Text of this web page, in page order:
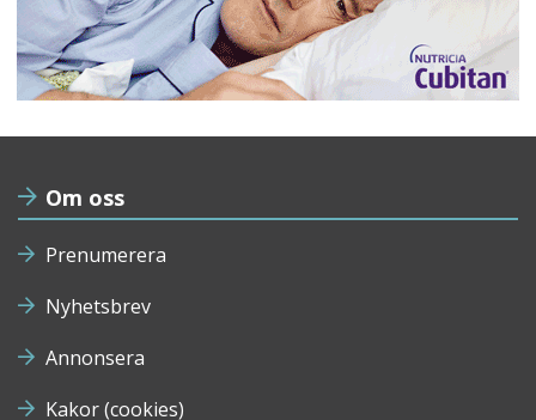
Om oss
Prenumerera
Nyhetsbrev
Annonsera
Kakor (cookies)